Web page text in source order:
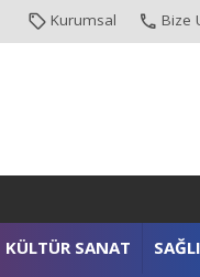
Kurumsal Bize
KÜLTÜR SANAT